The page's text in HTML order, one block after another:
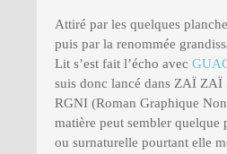
Attiré par les quelques
puis par la renommée
Lit s’est fait l’écho avec
suis donc lancé dans ZAÏ
RGNI (Roman Graphique
matière peut sembler quelque
ou surnaturelle pourtant elle